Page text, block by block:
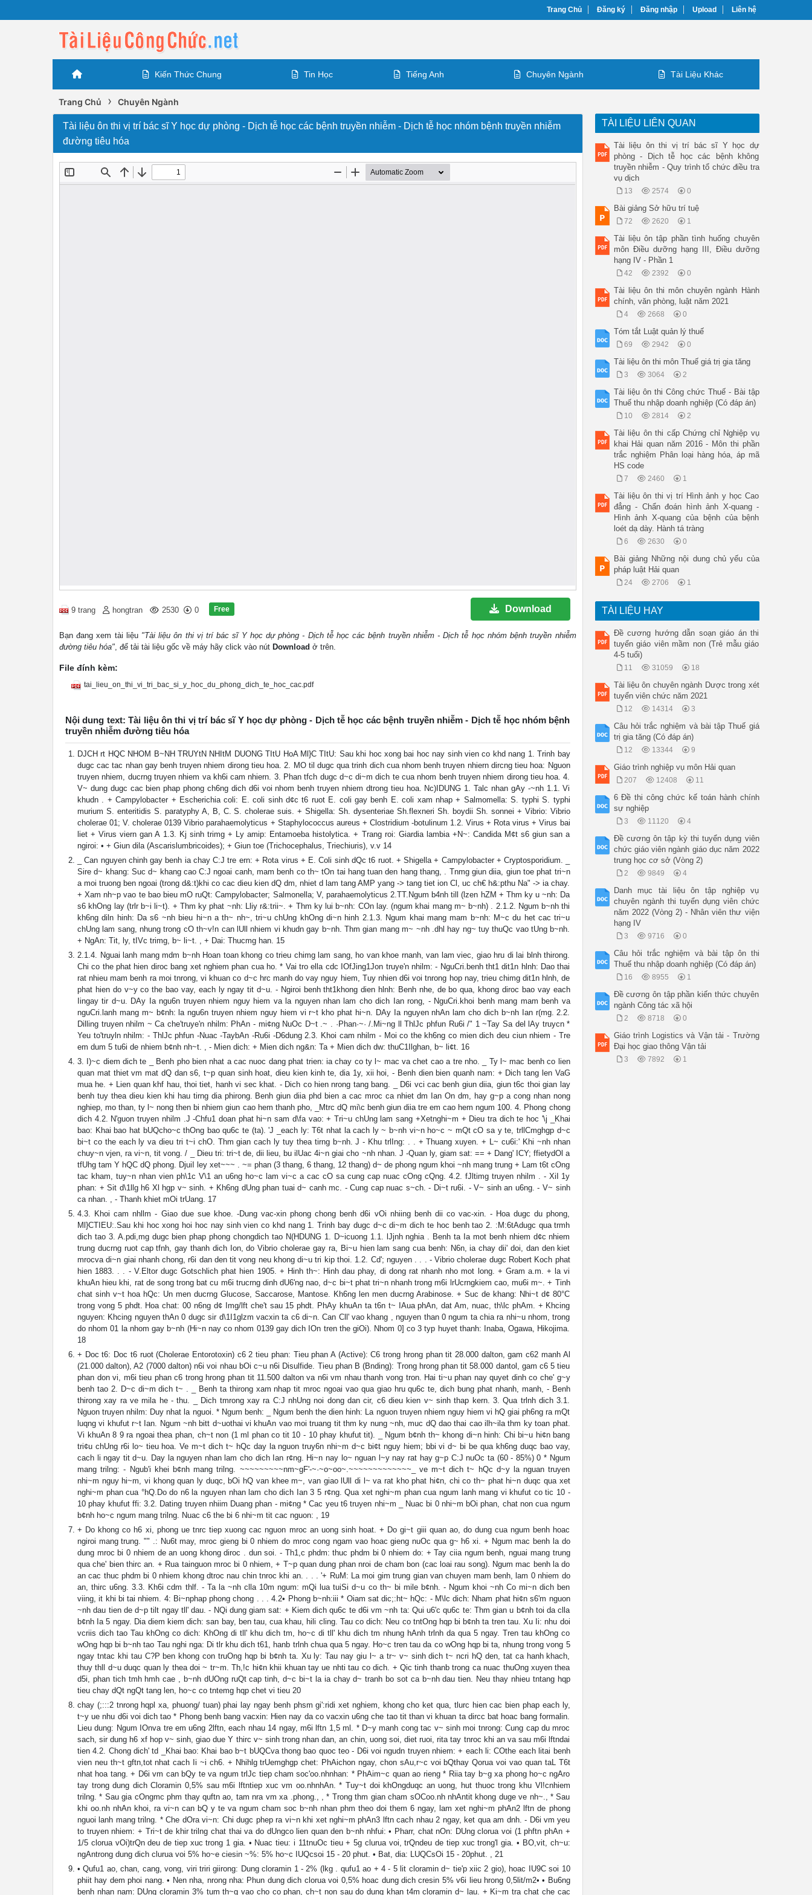
Trang Chủ Đăng ký Đăng nhập Upload Liên hệ
Kiến Thức Chung Tin Học Tiếng Anh Chuyên Ngành Tài Liệu Khác
Trang Chủ › Chuyên Ngành
Tài liệu ôn thi vị trí bác sĩ Y học dự phòng - Dịch tễ học các bệnh truyền nhiễm - Dịch tễ học nhóm bệnh truyền nhiễm
đường tiêu hóa
9 trang hongtran 2530 0 Free Download
Bạn đang xem tài liệu "Tài liệu ôn thi vị trí bác sĩ Y học dự phòng - Dịch tễ học các bệnh truyền nhiễm - Dịch tễ học nhóm bệnh truyền nhiễm
đường tiêu hóa", để tải tài liệu gốc về máy hãy click vào nút Download ở trên.
File đính kèm:
tai_lieu_on_thi_vi_tri_bac_si_y_hoc_du_phong_dich_te_hoc_cac.pdf
Nội dung text: Tài liệu ôn thi vị trí bác sĩ Y học dự phòng - Dịch tễ học các bệnh truyền nhiễm - Dịch tễ học nhóm bệnh
truyền nhiễm đường tiêu hóa
DJCH rt HQC NHOM B~NH TRUYtN NHItM DUONG TItU HoA Ml}C TItU: Sau khi hoc xong bai hoc nay sinh vien co khd nang 1. Trinh bay
dugc cac tac nhan gay benh truyen nhiem dirong tieu hoa. 2. MO til dugc qua trinh dich cua nhom benh truyen nhiern dircng tieu hoa: Nguon
truyen nhiem, ducrng truyen nhiem va kh6i cam nhiern. 3. Phan tfch dugc d~c di~m dich te cua nhom benh truyen nhiem dirong tieu hoa. 4.
V~ dung dugc cac bien phap phong ch6ng dich d6i voi nhom benh truyen nhiem dtrong tieu hoa. Nc)IDUNG 1. Talc nhan gAy -~nh 1.1. Vi
khudn . + Campylobacter + Escherichia coli: E. coli sinh d¢c t6 ruot E. coli gay benh E. coli xam nhap + Salmomella: S. typhi S. typhi
murium S. enteritidis S. paratyphy A, B, C. S. cholerae suis. + Shigella: Sh. dysenteriae Sh.flexneri Sh. boydii Sh. sonnei + Vibrio: Vibrio
cholerae 01; V. cholerae 0139 Vibrio parahaemolyticus + Staphylococcus aureus + Clostridium -botulinum 1.2. Virus + Rota virus + Virus bai
liet + Virus viern gan A 1.3. Kj sinh trimg + Ly amip: Entamoeba histolytica. + Trang roi: Giardia lambia +N~: Candida M¢t s6 giun san a
ngiroi: • + Giun dila (Ascarislumbricoides); + Giun toe (Trichocephalus, Triechiuris), v.v 14
_ Can nguyen chinh gay benh ia chay C:J tre ern: + Rota virus + E. Coli sinh dQc t6 ruot. + Shigella + Campylobacter + Cryptosporidium. _
Sire d~ khang: Suc d~ khang cao C:J ngoai canh, mam benh co th~ tOn tai hang tuan den hang thang, . Tnmg giun diia, giun toe phat tri~n
a moi truong ben ngoai (trong d&:t)khi co cac dieu kien dQ dm, nhiet d lam tang AMP yang -> tang tiet ion Cl, uc ch€ h&:pthu Na" -> ia chay.
+ Xam nh~p vao te bao bieu mO ruQt: Campylobacter; Salmonella; V, parahaemolyticus 2.TT.Ngum b4nh till (lzen hZM + Thm ky u ~nh: Da
s6 khOng lay (trlr b~i li~t). + Thm ky phat ~nh: Lliy r&:trii~. + Thm ky lui b~nh: COn lay. (ngum khai mang m~ b~nh) . 2.1.2. Ngum b~nh thi
kh6ng diln hinh: Da s6 ~nh bieu hi~n a th~ nh~, tri~u chUng khOng di~n hinh 2.1.3. Ngum khai mang mam b~nh: M~c du het cac tri~u
chUng lam sang, nhung trong cO th~v!n can lUll nhiem vi khudn gay b~nh. Thm gian mang m~ ~nh .dhl hay ng~ tuy thuQc vao tUng b~nh.
+ NgAn: Tit, ly, tIVc trimg, b~ li~t. , + Dai: Thucmg han. 15
2.1.4. Nguai lanh mang mdm b~nh Hoan toan khong co trieu chimg lam sang, ho van khoe rnanh, van lam viec, giao hru di lai blnh thirong.
Chi co the phat hien diroc bang xet nghiem phan cua ho. * Vai tro ella cdc IOfJing1Jon truye'n nhilm: - NguCri.benh tht1 dit1n hlnh: Dao thai
rat nhieu mam benh ra moi tnrong, vi khuan co d~c hrc manh do vay nguy hiem, Tuy nhien d6i voi tnrong hop nay, trieu chimg dit1n hlnh, de
phat hien do v~y co the bao vay, each ly ngay tit d~u. - Ngiroi benh tht1khong dien hlnh: Benh nhe, de bo qua, khong diroc bao vay each
Iingay tir d~u. DAy Ia ngu6n truyen nhiem nguy hiem va la nguyen nhan lam cho dich Ian rong, - NguCri.khoi benh mang mam benh va
nguCri.lanh mang m~ b¢nh: la ngu6n truyen nhiem nguy hiem vi r~t kho phat hi~n. DAy Ia nguyen nhAn lam cho dich b~nh Ian r(mg. 2.2.
Dilling truyen nhilm ~ Ca che'truye'n nhilm: PhAn - mi¢ng NuOc D~t .~ . ·Phan·~· /.Mi~ng ll ThlJc phfun Ru6i /" 1 ~Tay Sa del lAy truycn *
Yeu to'truyln nhilm: - ThlJc phfun -Nuac -TaybAn -Ru6i -D6dung 2.3. Khoi cam nhilm - Moi co the kh6ng co mien dich deu ciun nhiem - Tre
em dum 5 tu6i de nhiem b¢nh nh~t. , - Mien dich: + Mien dich ng&n: Ta + Mien dich dw: thuC1Ilghan, b~ li¢t. 16
3. I)~c diem dich te _ Benh pho bien nhat a cac nuoc dang phat trien: ia chay co ty l~ mac va chet cao a tre nho. _ Ty l~ mac benh co lien
quan mat thiet vm mat dQ dan s6, t~p quan sinh hoat, dieu kien kinh te, dia 1y, xii hoi, - Benh dien bien quanh nam: + Dich tang len VaG
mua he. + Lien quan khf hau, thoi tiet, hanh vi sec khat. - Dich co hien nrong tang bang. _ D6i vci cac benh giun diia, giun t6c thoi gian lay
benh tuy thea dieu kien khi hau tirng dia phirong. Benh giun diia phd bien a cac mroc ca nhiet dm Ian On dm, hay g~p a cong nhan nong
nghiep, mo than, ty l~ nong then bi nhiem giun cao hem thanh pho, _Mtrc dQ mi\c benh giun diia tre em cao hem ngum 100. 4. Phong chong
dich 4.2. N'guon truyen nhilm .J -Chfu1 doan phat hi~n sam d\fa vao: + Tri~u chUng lam sang +Xetnghi~m + Dieu tra dich te hoc '\j _Khai
bao: Khai bao hat bUQcho~c thOng bao qu6c te (ta). 'J _each ly: T6t nhat la cach ly ~ b~nh vi~n ho~c ~ mQt cO sa y te, trllCmghgp d~c
bi~t co the each ly va dieu tri t~i chO. Thm gian cach ly tuy thea tirng b~nh. J - Khu trlIng: . . + Thuang xuyen. + L~ cu6i:' Khi ~nh nhan
chuy~n vjen, ra vi~n, tit vong. / _ Dieu tri: tri~t de, dii lieu, bu ilUac 4i~n giai cho ~nh nhan. J -Quan ly, giam sat: == + Dang' ICY; ffietydOl a
tfUhg tam Y hQC dQ phong. DjuiI ley xet~~~ . ~= phan (3 thang, 6 thang, 12 thang) d~ de phong ngum khoi ~nh mang trung + Lam t6t cOng
tac kham, tuy~n nhan vien ph\1c V\1 an u6ng ho~c lam vi~c a cac cO sa cung cap nuac cOng cQng. 4.2. fJltimg truyen nhilm . - XiI 1y
phan: + Sit d\1llg h6 Xl hgp v~ sinh. + Kh6ng dUng phan tuai d~ canh mc. - Cung cap nuac s~ch. - Di~t ru6i. - V~ sinh an u6ng. - V~ sinh
ca nhan. , - Thanh khiet mOi trUang. 17
4.3. Khoi cam nhllm - Giao due sue khoe. -Dung vac-xin phong chong benh d6i vOi nhiing benh dii co vac-xin. - Hoa dugc du phong,
Ml}CTIEU:.Sau khi hoc xong hoi hoc nay sinh vien co khd nang 1. Trinh bay dugc d~c di~m dich te hoc benh tao 2. :M:6tAdugc qua trmh
dich tao 3. A.pdi,mg dugc bien phap phong chongdich tao N(HDUNG 1. D~icuong 1.1. lJjnh nghia . Benh ta Ia mot benh nhiem d¢c nhiem
trung ducrng ruot cap tfnh, gay thanh dich Ion, do Vibrio cholerae gay ra, Bi~u hien lam sang cua benh: N6n, ia chay dii' doi, dan den kiet
mrocva di~n giai nhanh chong, r6i dan den tit vong neu khong di~u tri kip thoi. 1.2. Cd'; nguyen . . . - Vibrio cholerae dugc Robert Koch phat
hien 1883. . . - V.Eltor dugc Gotschlich phat hien 1905. + Hinh th~: Hinh dau phay, di dong rat nhanh nho mot long. + Gram a.m. + la vi
khuAn hieu khi, rat de song trong bat cu m6i trucrng dinh dU6'ng nao, d~c bi~t phat tri~n nhanh trong m6i lrUcrngkiem cao, mu6i m~. + Tinh
chat sinh v~t hoa hQc: Un men ducrng Glucose, Saccarose, Mantose. Kh6ng len men ducrng Arabinose. + Suc de khang: Nhi~t d¢ 80°C
trong vong 5 phdt. Hoa chat: 00 n6ng d¢ Img/lft che't sau 15 phdt. PhAy khuAn ta t6n t~ IAua phAn, dat Am, nuac, th\lc phAm. + Khcing
nguyen: Khcing nguyen thAn 0 dugc sir d\1I1glzm vacxin ta c6 di~n. Can Cll' vao khang , nguyen than 0 ngum ta chia ra nhi~u nhom, trong
do nhom 01 la nhom gay b~nh (Hi~n nay co nhom 0139 gay dich IOn tren the giOi). Nhom 0] co 3 typ huyet thanh: Inaba, Ogawa, Hikojima.
18
+ Doc t6: Doc t6 ruot (Cholerae Entorotoxin) c6 2 tieu phan: Tieu phan A (Active): C6 trong hrong phan tit 28.000 dalton, gam c62 manh Al
(21.000 dalton), A2 (7000 dalton) n6i voi nhau bOi c~u n6i Disulfide. Tieu phan B (Bnding): Trong hrong phan tit 58.000 dantol, gam c6 5 tieu
phan don vi, m6i tieu phan c6 trong hrong phan tit 11.500 dalton va n6i vm nhau thanh vong tron. Hai ti~u phan nay quyet dinh co che' g~y
benh tao 2. D~c di~m dich t~ . _ Benh ta thirong xam nhap tit mroc ngoai vao qua giao hru qu6c te, dich bung phat nhanh, manh, - Benh
thirong xay ra ve mila he - thu. _ Dich tmrong xay ra C:J nhUng noi dong dan cir, c6 dieu kien v~ sinh thap kern. 3. Qua trlnh dich 3.1.
Nguon truyen nhilm: Duy nhat la nguoi. * Ngum benh: _ Ngum benh the dien hinh: La nguon truyen nhiem nguy hiem vi hQ giai ph6ng ra mQt
luqng vi khufut r~t Ian. Ngum ~nh bitt d~uothai vi khuAn vao moi truang tit thm ky nung ~nh, muc dQ dao thai cao ilh~ila thm ky toan phat.
Vi khuAn 8 9 ra ngoai thea phan, ch~t non (1 ml phan co tit 10 - 10 phay khufut tit). _ Ngum b¢nh th~ khong di~n hinh: Chi bi~u hi¢n bang
tri¢u chUng r6i lo~ tieu hoa. Ve m~t dich t~ hQc day la nguon truy6n nhi~m d~c bi¢t nguy hiem; bbi vi d~ bi be qua kh6ng duqc bao vay,
cach li ngay tit d~u. Day la nguyen nhan lam cho dich Ian r¢ng. Hi~n nay lo~ nguan l~y nay rat hay g~p C:J nuOc ta (60 - 85%) 0 * Ngum
mang trilng: - Ngub'i khei b¢nh mang trilng. ~~~~~~~~~nm~gF'-~·~o~oo~.~~~~~~~~~~~~~_ ve m~t dich t~ hQc d~y la nguan truyen
nhi~m nguy hi~m, vi khong quan ly duqc, bOi hQ van khee m~, van giao lUll di l~ va rat kho phat hi¢n, chi co th~ phat hi~n duqc qua xet
nghi~m phan cua °hQ.Do do n6 la nguyen nhan lam cho dich Ian 3 5 r¢ng. Qua xet nghi~m phan cua ngum lanh mang vi khufut co tic 10 -
10 phay khufut ffi: 3.2. Dating truyen nhiim Duang phan - mi¢ng * Cac yeu t6 truyen nhi~m _ Nuac bi 0 nhi~m bOi phan, chat non cua ngum
b¢nh ho~c ngum mang trilng. Nuac c6 the bi 6 nhi~m tit cac nguon: , 19
+ Do khong co h6 xi, phong ue tnrc tiep xuong cac nguon mroc an uong sinh hoat. + Do gi~t giii quan ao, do dung cua ngum benh hoac
ngiroi mang trung. "" .: Nu6t may, mroc gieng bi 0 nhiem do mroc cong ngam vao hoac gieng nuOc qua g~ h6 xi. + Ngum mac benh la do
dung mroc bi 0 nhiem de an uong khong diroc . dun soi. - Th1,c phdm: thuc phdm bi 0 nhiem do: + Tay ciia ngum benh, nguai mang trung
qua che' bien thirc an. + Rua tainguon mroc bi 0 nhiem, + T~p quan dung phan nroi de cham bon (cac loai rau song). Ngum mac benh la do
an cac thuc phdm bi 0 nhiem khong dtroc nau chin tnroc khi an. . . . '+ RuM: La moi gim trung gian van chuyen mam benh, lam 0 nhiem do
an, thirc u6ng. 3.3. Kh6i cdm thlf. - Ta la ~nh clla 10m ngum: mQi lua tuiSi d~u co th~ bi mile b¢nh. - Ngum khoi ~nh Co mi~n dich ben
viing, it khi bi tai nhiem. 4: Bi~nphap phong chong . . . 4.2• Phong b~nh:iii * Oiam sat dic;:ht~ hQc: - M\lc dich: Nham phat hi¢n s6'm nguon
~nh dau tien de d~p tilt ngay tll' dau. - NQi dung giam sat: + Kiem dich qu6c te d6i vm ~nh ta: Qui u6'c qu6c te: Thm gian u b¢nh toi da clla
b¢nh Ia 5 ngay. Dia diem kiem dich: san bay, ben tau, cua khau, hili cling. Tau co dich: Neu co tntOng hqp bi b¢nh ta tren tau. Xu Ii: nhu doi
vcriis dich tao Tau khOng co dich: KhOng di tll' khu dich tm, ho~c di tll' khu dich tm nhung hAnh trlnh da qua 5 ngay. Tren tau khOng co
wOng hqp bi b~nh tao Tau nghi nga: Di tlr khu dich t61, hanb trlnh chua qua 5 ngay. Ho~c tren tau da co wOng hqp bi ta, nhung trong vong 5
ngay tntac khi tau C?P ben khong con truOng hqp bi b¢nh ta. Xu ly: Tau nay giu l~ a tr~ v~ sinh dich t~ ncri hQ den, tat ca hanh khach,
thuy thll d~u duqc quan ly thea doi ~ tr~m. Th,!c hi¢n khii khuan tay ue nhti tau co dich. + Qic tinh thanb trong ca nuac thuOng xuyen thea
d5i, phan tich tmh hmh cae , b~nh dUOng ruQt cap tinh, d~c bi~t la ia chay d~ tranh bo sot ca b~nh dau tien. Neu thay nhieu tntang hqp
tieu chay dQt ngQt tang len, ho~c co tntemg hqp chet vi tieu 20
chay (;:::2 tnrong hqpl xa, phuong/ tuan) phai lay ngay benh phsm gi':ridi xet nghiem, khong cho ket qua, tlurc hien cac bien phap each ly,
t~y ue nhu d6i voi dich tao * Phong benh bang vacxin: Hien nay da co vacxin u6ng che tao tit than vi khuan ta dircc bat hoac bang formalin.
Lieu dung: Ngum IOnva tre em u6ng 2lftn, each nhau 14 ngay, m6i lftn 1,5 ml. * D~y manh cong tac v~ sinh moi tnrong: Cung cap du mroc
sach, sir dung h6 xf hop v~ sinh, giao due Y thirc v~ sinh trong nhan dan, an chin, uong soi, diet ruoi, rita tay tnroc khi an va sau m6i lftndai
tien 4.2. Chong dich' td _Khai bao: Khai bao b~t bUQCva thong bao quoc teo - D6i voi ngudn truyen nhiem: + each li: COthe each litai benh
vien neu th~t gftn,tot nhat cach Ii ~i ch6. + Nhihlg trUemghgp chet: PhAichon ngay, chon sAu,r~c voi bQthay Qorua voi vao quan taL T6t
nhat hoa tang. + D6i vm can bQy te va ngum trlJc tiep cham soc'oo.nhnhan: * PhAim~c quan ao rieng * Riia tay b~g xa phong ho~c ngAro
tay trong dung dich Cloramin 0,5% sau m6i lftntiep xuc vm oo.nhnhAn. * Tuy~t doi khOngduqc an uong, hut thuoc trong khu Vl!cnhiem
trilng. * Sau gia cOngmc phm thay quftn ao, tam nra vm xa .phong., , * Trong thm gian cham sOCoo.nh nhAntit khong duge ve nh~., * Sau
khi oo.nh nhAn khoi, ra vi~n can bQ y te va ngum cham soc b~nh nhan phm theo doi them 6 ngay, lam xet nghi~m phAn2 lftn de phong
nguoi lanh mang trilng. * Che dOra vi~n: Chi dugc phep ra vi~n khi xet nghi~m phAn3 lftn cach nhau 2 ngay, ket qua am dnh. - D6i vm yeu
to truyen nhiem: + Tri~t de khir trilng chat thai va do dUngco lien quan den b~nh nhfui: • Pharr, chat nOn: DUng clorua voi (1 phftn phAn +
1/5 clorua vOi)trQn deu de tiep xuc trong 1 gia. • Nuac tieu: i 11tnuOc tieu + 5g clurua voi, trQndeu de tiep xuc trong'l gia. • BO,vit, ch~u:
ngAntrong dung dich clurua voi 5% ho~e ciesin ~%: 5% ho~c IUQcsoi 15 - 20 phut. • Bat, dia: LUQCsOi 15 - 20phut. , 21
• Qufu1 ao, chan, cang, vong, viri triri giirong: Dung cloramin 1 - 2% (lkg . qufu1 ao + 4 - 5 lit cloramin d~ tie'p xiic 2 gio), hoac IU9C soi 10
phiit hay dem phoi nang. • Nen nha, nrong nha: Phun dung dich clorua voi 0,5% hoac dung dich cresin 5% v6i lieu hrong 0,5lit/m2• • Bu6ng
benh nhan nam: DUng cloramin 3% tum th~g vao cho co phan, ch~t non sau do dung khan t4m cloramin d~ lau. + Ki~m tra chat che cac
TÀI LIỆU LIÊN QUAN
Tài liệu ôn thi vị trí bác sĩ Y học dự
phòng - Dịch tễ học các bệnh không
truyền nhiễm - Quy trình tổ chức điều tra
vụ dịch
13 2574 0
Bài giảng Sở hữu trí tuệ
72 2620 1
Tài liệu ôn tập phần tình huống chuyên
môn Điều dưỡng hạng III, Điều dưỡng
hạng IV - Phần 1
42 2392 0
Tài liệu ôn thi môn chuyên ngành Hành
chính, văn phòng, luật năm 2021
4 2668 0
Tóm tắt Luật quản lý thuế
69 2942 0
Tài liệu ôn thi môn Thuế giá trị gia tăng
3 3064 2
Tài liệu ôn thi Công chức Thuế - Bài tập
Thuế thu nhập doanh nghiệp (Có đáp án)
10 2814 2
Tài liệu ôn thi cấp Chứng chỉ Nghiệp vụ
khai Hải quan năm 2016 - Môn thi phần
trắc nghiệm Phân loại hàng hóa, áp mã
HS code
7 2460 1
Tài liệu ôn thi vị trí Hình ảnh y học Cao
đẳng - Chẩn đoán hình ảnh X-quang -
Hình ảnh X-quang của bệnh của bệnh
loét dạ dày. Hành tá tràng
6 2630 0
Bài giảng Những nội dung chủ yếu của
pháp luật Hải quan
24 2706 1
TÀI LIỆU HAY
Đề cương hướng dẫn soạn giáo án thi
tuyển giáo viên mầm non (Trẻ mẫu giáo
4-5 tuổi)
11 31059 18
Tài liệu ôn chuyên ngành Dược trong xét
tuyển viên chức năm 2021
12 14314 3
Câu hỏi trắc nghiệm và bài tập Thuế giá
trị gia tăng (Có đáp án)
12 13344 9
Giáo trình nghiệp vụ môn Hải quan
207 12408 11
6 Đề thi công chức kế toán hành chính
sự nghiệp
3 11120 4
Đề cương ôn tập kỳ thi tuyển dụng viên
chức giáo viên ngành giáo dục năm 2022
trung học cơ sở (Vòng 2)
2 9849 4
Danh mục tài liệu ôn tập nghiệp vụ
chuyên ngành thi tuyển dụng viên chức
năm 2022 (Vòng 2) - Nhân viên thư viện
hạng IV
3 9716 0
Câu hỏi trắc nghiệm và bài tập ôn thi
Thuế thu nhập doanh nghiệp (Có đáp án)
16 8955 1
Đề cương ôn tập phần kiến thức chuyên
ngành Công tác xã hội
2 8718 0
Giáo trình Logistics và Vận tải - Trường
Đại học giao thông Vận tải
3 7892 1